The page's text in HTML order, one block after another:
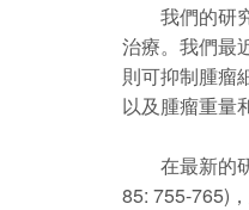
我們的研究
治療。我們最
則可抑制腫瘤
以及腫瘤重量
在最新的研
85: 755-765)